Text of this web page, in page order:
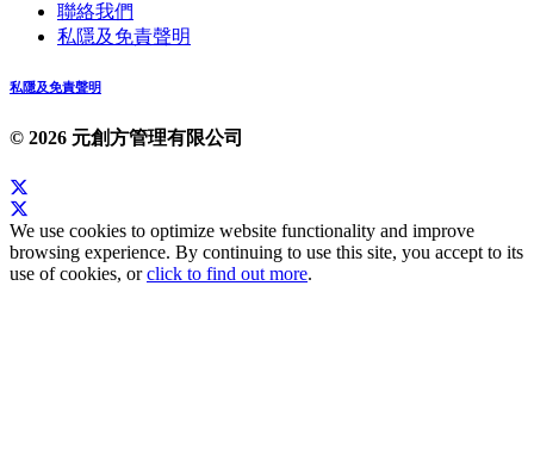
聯絡我們
私隱及免責聲明
私隱及免責聲明
© 2026 元創方管理有限公司
We use cookies to optimize website functionality and improve
browsing experience. By continuing to use this site, you accept to its
use of cookies, orclick to find out more.